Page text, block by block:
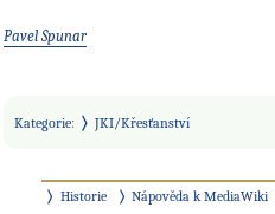
Pavel Spunar
Kategorie: JKI/Křesťanství
Historie Nápověda k MediaWiki